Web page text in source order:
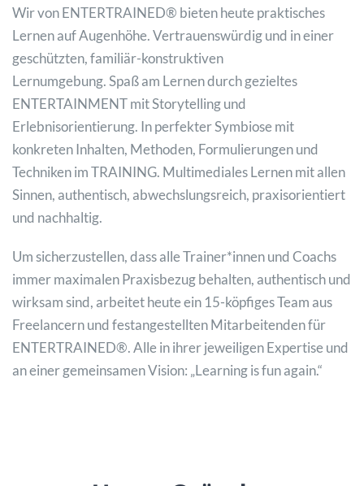
Wir von ENTERTRAINED® bieten heute praktisches
Lernen auf Augenhöhe. Vertrauenswürdig und in einer
geschützten, familiär-konstruktiven
Lernumgebung. Spaß am Lernen durch gezieltes
ENTERTAINMENT mit Storytelling und
Erlebnisorientierung. In perfekter Symbiose mit
konkreten Inhalten, Methoden, Formulierungen und
Techniken im TRAINING. Multimediales Lernen mit allen
Sinnen, authentisch, abwechslungsreich, praxisorientiert
und nachhaltig.
Um sicherzustellen, dass alle Trainer*innen und Coachs
immer maximalen Praxisbezug behalten, authentisch und
wirksam sind, arbeitet heute ein 15-köpfiges Team aus
Freelancern und festangestellten Mitarbeitenden für
ENTERTRAINED®. Alle in ihrer jeweiligen Expertise und
an einer gemeinsamen Vision: „Learning is fun again.“